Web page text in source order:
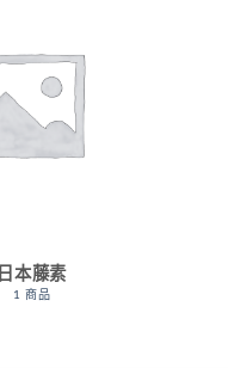
日本藤素
1 商品